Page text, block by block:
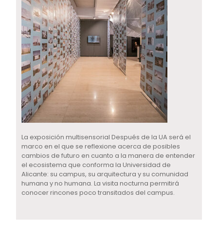
La exposición multisensorial Después de la UA será el
marco en el que se reflexione acerca de posibles
cambios de futuro en cuanto a la manera de entender
el ecosistema que conforma la Universidad de
Alicante: su campus, su arquitectura y su comunidad
humana y no humana. La visita nocturna permitirá
conocer rincones poco transitados del campus.